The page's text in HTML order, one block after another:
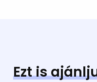
Ezt is